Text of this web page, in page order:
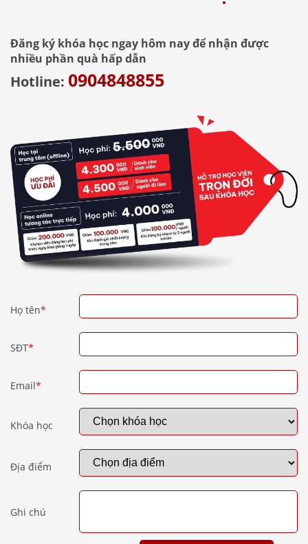
Đăng ký khóa học ngay hôm nay để nhận được
nhiều phần quà hấp dẫn
Hotline: 0904848855
Họ tên*
SĐT*
Email*
Khóa học
Địa điểm
Ghi chú